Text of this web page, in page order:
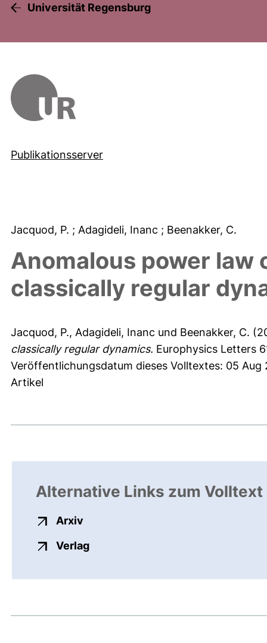
Universität Regensburg
Publikationsserver
Jacquod, P. ; Adagideli, Inanc ; Beenakker, C.
Anomalous power
classically regular
Jacquod, P., Adagideli, Inanc und Beenakker, C.
classically regular dynamics. Europhysics Letters
Veröffentlichungsdatum dieses Volltextes: 05 Aug
Artikel
Alternative Links zum Volltext
Arxiv
Verlagexterner Link, öffnet neues